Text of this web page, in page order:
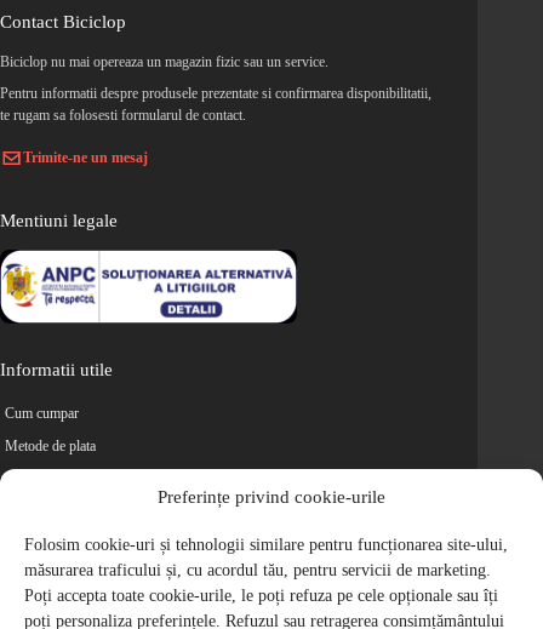
Preferințe privind cookie-urile
Folosim cookie-uri și tehnologii similare pentru funcționarea site-ului,
măsurarea traficului și, cu acordul tău, pentru servicii de marketing.
Poți accepta toate cookie-urile, le poți refuza pe cele opționale sau îți
poți personaliza preferințele. Refuzul sau retragerea consimțământului
Contact Biciclop
Biciclop nu mai opereaza un magazin fizic sau un service.
Pentru informatii despre produsele prezentate si confirmarea disponibilitatii,
te rugam sa folosesti formularul de contact.
Trimite-ne un mesaj
Mentiuni legale
Informatii utile
Cum cumpar
Metode de plata
Retur
Cariere
Politica de Confidentialitate